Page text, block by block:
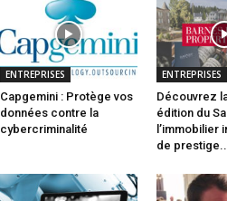
ENTREPRISES
Capgemini : Protège vos
données contre la
cybercriminalité
ENTREPRISES
Découvrez
édition du
l’immobilier
de